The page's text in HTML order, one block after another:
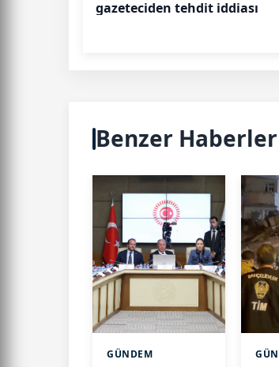
gazeteciden tehdit iddiası
Benzer Haberler
GÜNDEM